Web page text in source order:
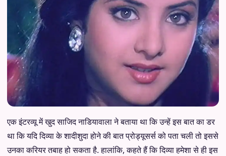
एक इंटरव्यू में खुद साजिद नाडियावाला ने बताया था कि उन्हें इस बात का डर
था कि यदि दिव्या के शादीशुदा होने की बात प्रोड्यूसर्स को पता चली तो इससे
उनका करियर तबाह हो सकता है. हालांकि, कहते हैं कि दिव्या हमेशा से ही इस